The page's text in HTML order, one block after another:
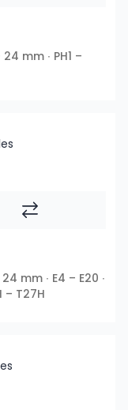
mm ∙ PH1 –
mm ∙ E4 – E20 ∙
– T27H